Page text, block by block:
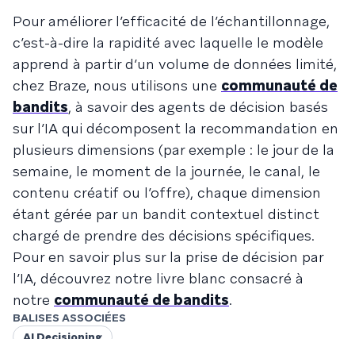
Pour améliorer l’efficacité de l’échantillonnage,
c’est-à-dire la rapidité avec laquelle le modèle
apprend à partir d’un volume de données limité,
chez Braze, nous utilisons une communauté de
bandits, à savoir des agents de décision basés
sur l’IA qui décomposent la recommandation en
plusieurs dimensions (par exemple : le jour de la
semaine, le moment de la journée, le canal, le
contenu créatif ou l’offre), chaque dimension
étant gérée par un bandit contextuel distinct
chargé de prendre des décisions spécifiques.
Pour en savoir plus sur la prise de décision par
l’IA, découvrez notre livre blanc consacré à
notre communauté de bandits.
BALISES ASSOCIÉES